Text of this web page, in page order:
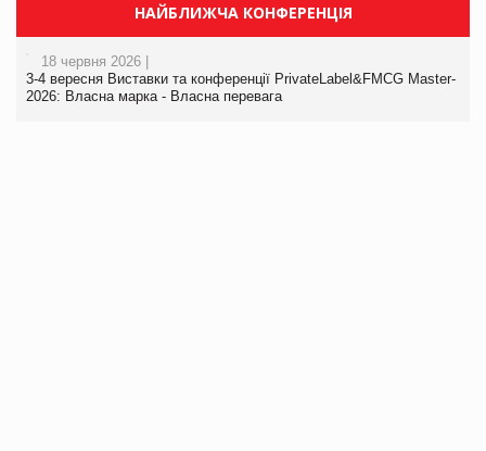
НАЙБЛИЖЧА КОНФЕРЕНЦІЯ
18 червня 2026 |
3-4 вересня Виставки та конференції PrivateLabel&FMCG Master-
2026: Власна марка - Власна перевага